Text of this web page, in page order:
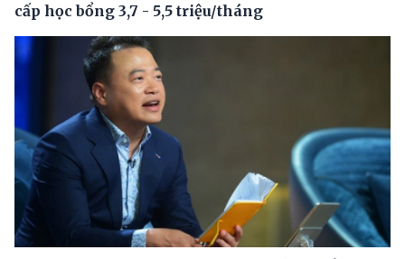
cấp học bổng 3,7 - 5,5 triệu/tháng